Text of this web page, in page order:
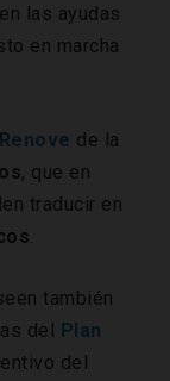
las ayudas
en marcha
Renove de la
, que en
traducir en
.
también
del Plan
del